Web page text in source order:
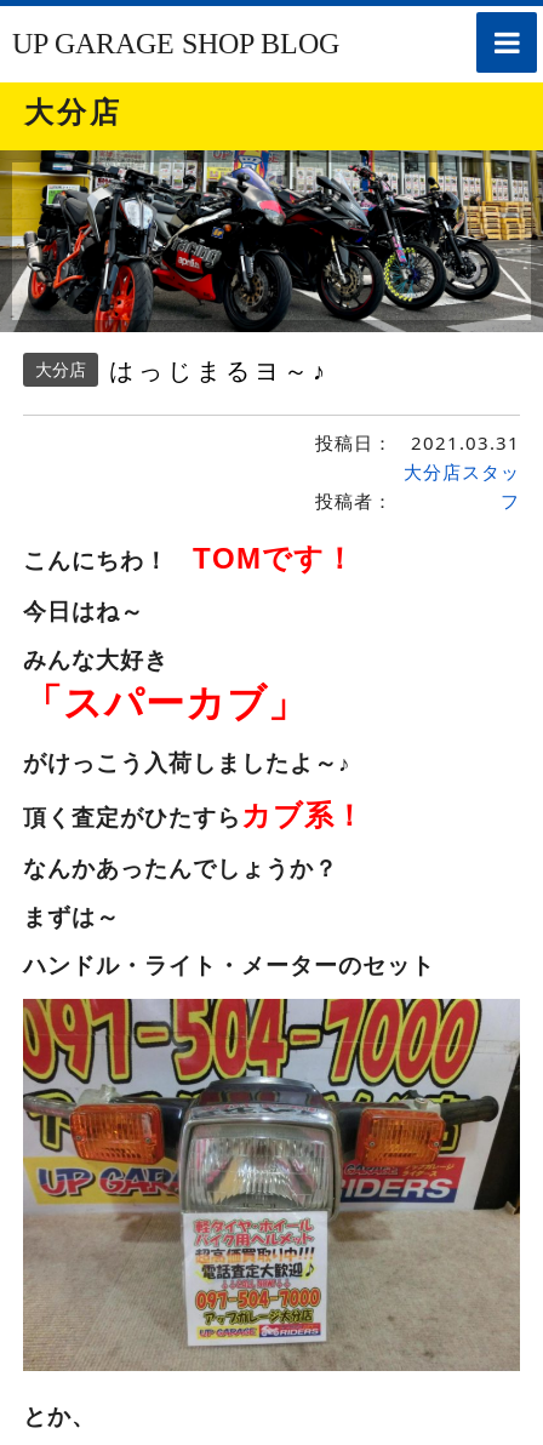
toggle
UP GARAGE SHOP BLOG
大分店
大分店 はっじまるヨ～♪
投稿日： 2021.03.31
投稿者：
大分店スタッ
フ
こんにちわ！ TOMです！
今日はね～
みんな大好き
「スパーカブ」
がけっこう入荷しましたよ～♪
頂く査定がひたすら カブ系！
なんかあったんでしょうか？
まずは～
ハンドル・ライト・メーターのセット
とか、